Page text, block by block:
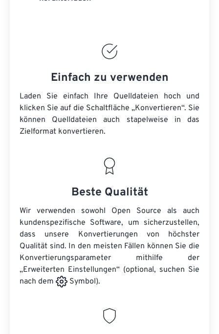
Einfach zu verwenden
Laden Sie einfach Ihre Quelldateien hoch und
klicken Sie auf die Schaltfläche „Konvertieren“. Sie
können Quelldateien auch stapelweise in das
Zielformat konvertieren.
Beste Qualität
Wir verwenden sowohl Open Source als auch
kundenspezifische Software, um sicherzustellen,
dass unsere Konvertierungen von höchster
Qualität sind. In den meisten Fällen können Sie die
Konvertierungsparameter mithilfe der
„Erweiterten Einstellungen“ (optional, suchen Sie
nach dem
Symbol).